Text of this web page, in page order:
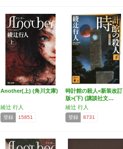
Another(上) (角川文庫)
綾辻 行人
登録 15851
時計館の殺人<新装改訂
版>(下) (講談社文…
綾辻 行人
登録 8731